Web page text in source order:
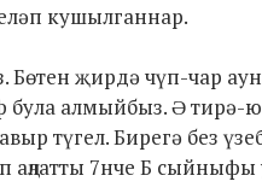
кушылганнар.
Бөтен җирдә чүп-чар
була алмыйбыз. Ə тирә-
түгел. Бирегә без
аңлатты 7нче Б